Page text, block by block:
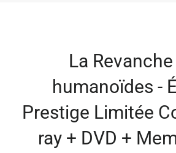
La
humanoïdes -
Prestige Limitée
ray + DVD +